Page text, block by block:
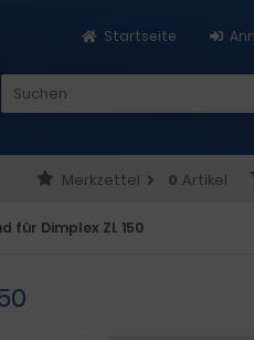
Startseite
Merkzettel 0 Artikel
für Dimplex ZL 150